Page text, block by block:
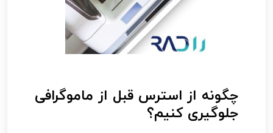
چگونه از استرس قبل از ماموگرافی
جلوگیری کنیم؟